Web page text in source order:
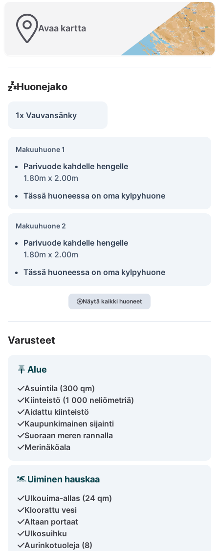
Avaa kartta
Huonejako
1x Vauvansänky
Makuuhuone 1
Parivuode kahdelle hengelle
1.80m x 2.00m
Tässä huoneessa on oma kylpyhuone
Makuuhuone 2
Parivuode kahdelle hengelle
1.80m x 2.00m
Tässä huoneessa on oma kylpyhuone
Näytä kaikki huoneet
Varusteet
Alue
Asuintila (300 qm)
Kiinteistö (1 000 neliömetriä)
Aidattu kiinteistö
Kaupunkimainen sijainti
Suoraan meren rannalla
Merinäköala
Uiminen hauskaa
Ulkouima-allas (24 qm)
Kloorattu vesi
Altaan portaat
Ulkosuihku
Aurinkotuoleja (8)